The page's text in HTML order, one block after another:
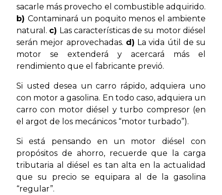
sacarle más provecho el combustible adquirido.
b) Contaminará un poquito menos el ambiente
natural. c) Las características de su motor diésel
serán mejor aprovechadas. d) La vida útil de su
motor se extenderá y acercará más el
rendimiento que el fabricante previó.
Si usted desea un carro rápido, adquiera uno
con motor a gasolina. En todo caso, adquiera un
carro con motor diésel y turbo compresor (en
el argot de los mecánicos “motor turbado”).
Si está pensando en un motor diésel con
propósitos de ahorro, recuerde que la carga
tributaria al diésel es tan alta en la actualidad
que su precio se equipara al de la gasolina
“regular”.